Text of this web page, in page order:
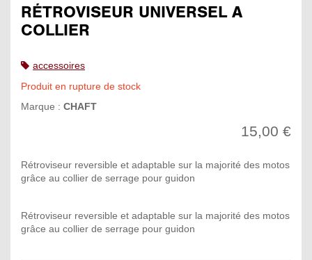
RÉTROVISEUR UNIVERSEL A
COLLIER
accessoires
Produit en rupture de stock
Marque : CHAFT
15,00 €
Rétroviseur reversible et adaptable sur la majorité des motos
grâce au collier de serrage pour guidon
Rétroviseur reversible et adaptable sur la majorité des motos
grâce au collier de serrage pour guidon